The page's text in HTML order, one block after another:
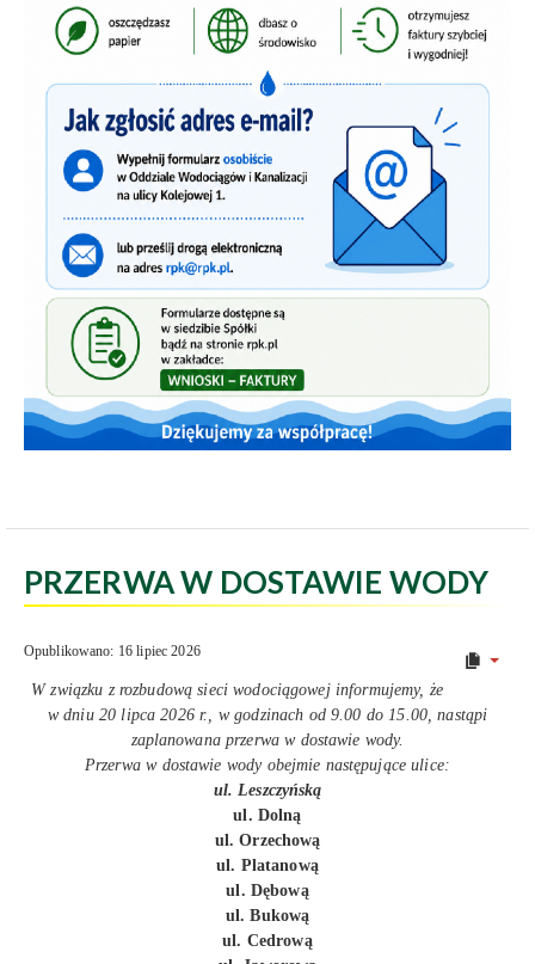
PRZERWA W DOSTAWIE WODY
Opublikowano: 16 lipiec 2026
W związku z rozbudową sieci wodociągowej informujemy, że
w dniu 20 lipca 2026 r., w godzinach od 9.00 do 15.00, nastąpi
zaplanowana przerwa w dostawie wody.
Przerwa w dostawie wody obejmie następujące ulice:
ul. Leszczyńską
ul. Dolną
ul. Orzechową
ul. Platanową
ul. Dębową
ul. Bukową
ul. Cedrową